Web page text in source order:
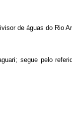
de águas do Rio
segue pelo